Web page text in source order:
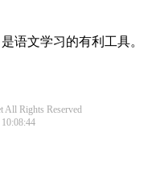
语文学习的有利工具。
All Rights Reserved